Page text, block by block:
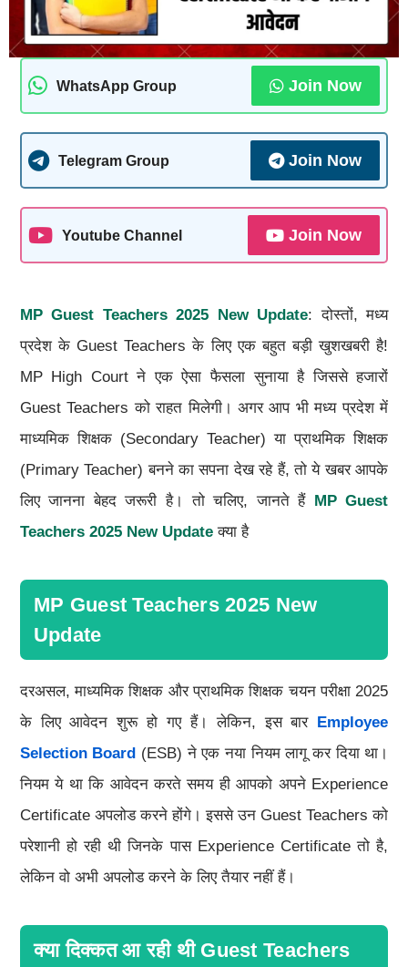
WhatsApp Group Join Now
Telegram Group Join Now
Youtube Channel Join Now
MP Guest Teachers 2025 New Update: दोस्तों, मध्य
प्रदेश के Guest Teachers के लिए एक बहुत बड़ी खुशखबरी है!
MP High Court ने एक ऐसा फैसला सुनाया है जिससे हजारों
Guest Teachers को राहत मिलेगी। अगर आप भी मध्य प्रदेश में
माध्यमिक शिक्षक (Secondary Teacher) या प्राथमिक शिक्षक
(Primary Teacher) बनने का सपना देख रहे हैं, तो ये खबर आपके
लिए जानना बेहद जरूरी है। तो चलिए, जानते हैं MP Guest
Teachers 2025 New Updateक्या है
MP Guest Teachers 2025 New
Update
दरअसल, माध्यमिक शिक्षक और प्राथमिक शिक्षक चयन परीक्षा 2025
के लिए आवेदन शुरू हो गए हैं। लेकिन, इस बार Employee
Selection Board (ESB) ने एक नया नियम लागू कर दिया था।
नियम ये था कि आवेदन करते समय ही आपको अपने Experience
Certificate अपलोड करने होंगे। इससे उन Guest Teachers को
परेशानी हो रही थी जिनके पास Experience Certificate तो है,
लेकिन वो अभी अपलोड करने के लिए तैयार नहीं हैं।
क्या दिक्कत आ रही थी Guest Teachers